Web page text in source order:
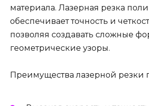
материала. Лазерная резка
обеспечивает точность и
позволяя создавать сложные
геометрические узоры.
Преимущества лазерной резки